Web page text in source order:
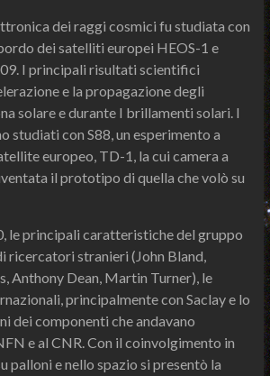
dei raggi cosmici fu studiata con
dei satelliti europei HEOS-1 e
I principali risultati scientifici
e la propagazione degli
solare e durante I brillamenti solari. I
studiati con S88, un esperimento a
europeo, TD-1, la cui camera a
il prototipo di quella che volò su
le principali caratteristiche del gruppo
ricercatori stranieri (John Bland,
Anthony Dean, Martin Turner), le
principalmente con Saclay e lo
dei componenti che andavano
e al CNR. Con il coinvolgimento in
palloni e nello spazio si presentò la